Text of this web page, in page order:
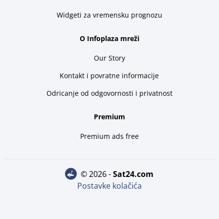
Widgeti za vremensku prognozu
O Infoplaza mreži
Our Story
Kontakt i povratne informacije
Odricanje od odgovornosti i privatnost
Premium
Premium ads free
© 2026 - sat24.com
Postavke kolačića